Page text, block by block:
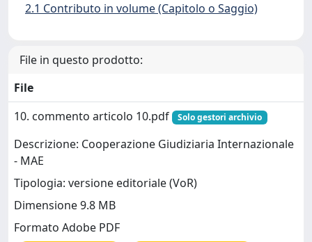
2.1 Contributo in volume (Capitolo o Saggio)
File in questo prodotto:
File
10. commento articolo 10.pdf
Solo gestori archivio
Descrizione: Cooperazione Giudiziaria Internazionale
- MAE
Tipologia: versione editoriale (VoR)
Dimensione 9.8 MB
Formato Adobe PDF